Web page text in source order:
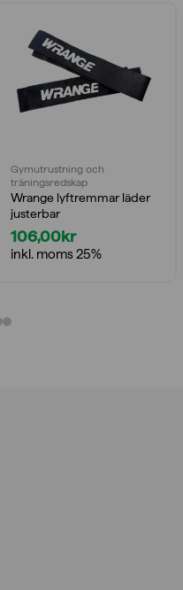
Gymutrustning och
träningsredskap
Wrange lyftremmar läder
justerbar
106,00kr
inkl. moms 25%